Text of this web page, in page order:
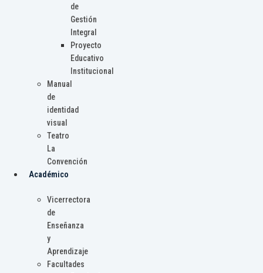
de
Gestión
Integral
Proyecto
Educativo
Institucional
Manual
de
identidad
visual
Teatro
La
Convención
Académico
Vicerrectora
de
Enseñanza
y
Aprendizaje
Facultades